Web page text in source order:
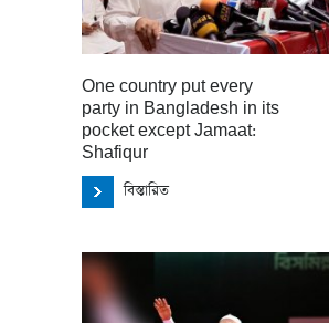
One country put every
party in Bangladesh in its
pocket except Jamaat:
Shafiqur
বিস্তারিত